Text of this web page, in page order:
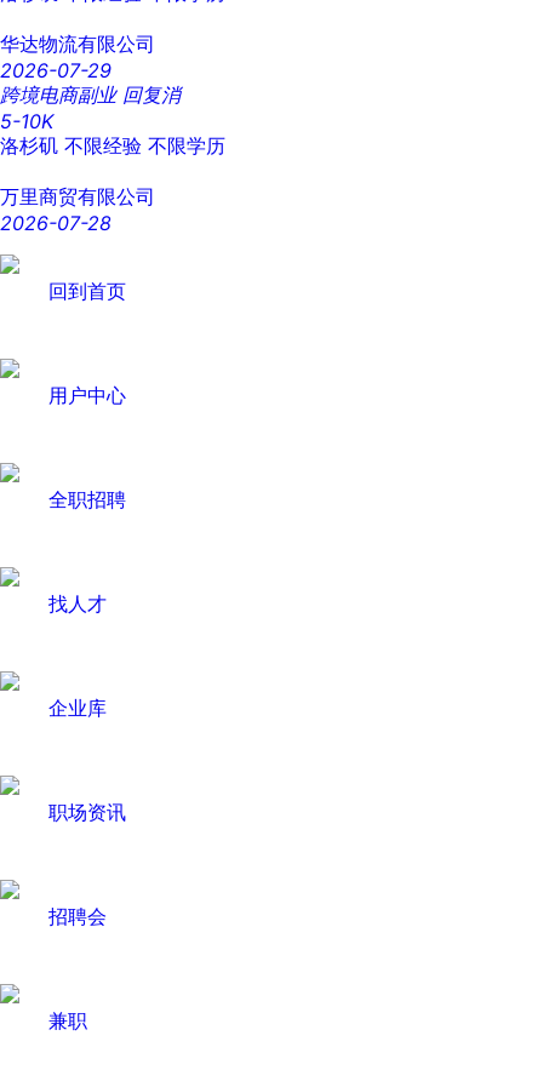
华达物流有限公司
2026-07-29
跨境电商副业 回复消
5-10K
洛杉矶 不限经验 不限学历
万里商贸有限公司
2026-07-28
回到首页
用户中心
全职招聘
找人才
企业库
职场资讯
招聘会
兼职